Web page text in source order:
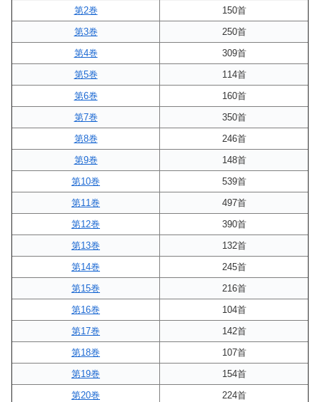
第2巻
150首
第3巻
250首
第4巻
309首
第5巻
114首
第6巻
160首
第7巻
350首
第8巻
246首
第9巻
148首
第10巻
539首
第11巻
497首
第12巻
390首
第13巻
132首
第14巻
245首
第15巻
216首
第16巻
104首
第17巻
142首
第18巻
107首
第19巻
154首
第20巻
224首